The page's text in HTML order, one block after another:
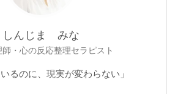
しんじま みな
・心の反応整理セラピスト
るのに、現実が変わらない」